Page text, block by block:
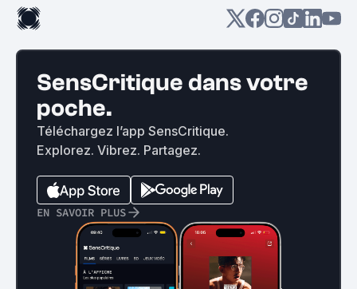
SensCritique dans votre
poche.
Téléchargez l’app SensCritique.
Explorez. Vibrez. Partagez.
EN SAVOIR PLUS